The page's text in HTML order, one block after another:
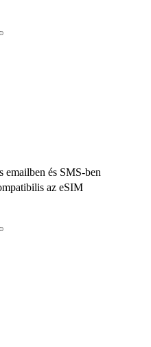
emailben és SMS-ben
az eSIM